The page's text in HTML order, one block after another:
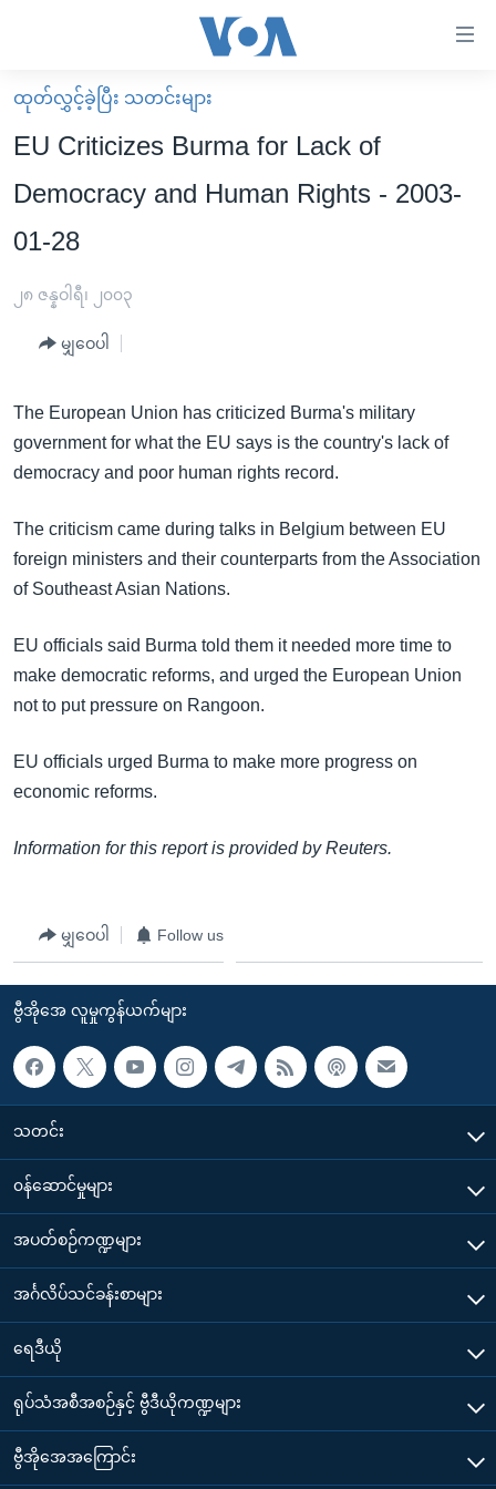
လွယ်ကူ
စေ
သည့်
များ
ပင်မ
ကြည့်
ရန်
ပင်မ
ညွန်း
စာမျက်နှာ
သို့
ကြည့်
ရန်
ရှာဖွေ
နေရာ
သို့
မူလစာမျက်နှာ
မြန်မာ
ကမ္ဘာ့သတင်းများ
နိုင်ငံတကာ
အစ္စရေး-ပါလက်စတိုင်း
ဗွီဒီယို
ရပ်ဝန်းတခု လမ်းတခု အလွန်
အင်္ဂလိပ်စာလေ့လာမယ်
မကြေးမုံရဲ့ အင်္ဂလိပ်စာ
ရုပ်ရှင်ထဲက အင်္ဂလိပ်စာ
ရေဒီယို
တီဗွီ
ရေဒီယိုနှင့်ရုပ်သံ အချက်အလက်များ
ရေဒီယို/တီဗွီအစီအစဉ်
Learning English
ဗွီအိုအေ လူမှုကွန်ယက်များ
ဘာသာစကားများ
ထုတ်လွှင့်ခဲ့ပြီး သတင်းများ
EU Criticizes Burma for Lack of
Democracy and Human Rights - 2003-
01-28
၂၈ ဇန္နဝါရီ၊ ၂၀၀၃
မျှဝေပါ
The European Union has criticized Burma's military
government for what the EU says is the country's lack of
democracy and poor human rights record.
The criticism came during talks in Belgium between EU
foreign ministers and their counterparts from the Association
of Southeast Asian Nations.
EU officials said Burma told them it needed more time to
make democratic reforms, and urged the European Union
not to put pressure on Rangoon.
EU officials urged Burma to make more progress on
economic reforms.
Information for this report is provided by Reuters.
မျှဝေပါ Follow us
ဗွီအိုအေ လူမှုကွန်ယက်များ
သတင်း
၀န်ဆောင်မှုများ
အပတ်စဉ်ကဏ္ဍများ
အင်္ဂလိပ်သင်ခန်းစာများ
ရေဒီယို
ရုပ်သံအစီအစဉ်နှင့် ဗွီဒီယိုကဏ္ဍများ
ဗွီအိုအေအကြောင်း